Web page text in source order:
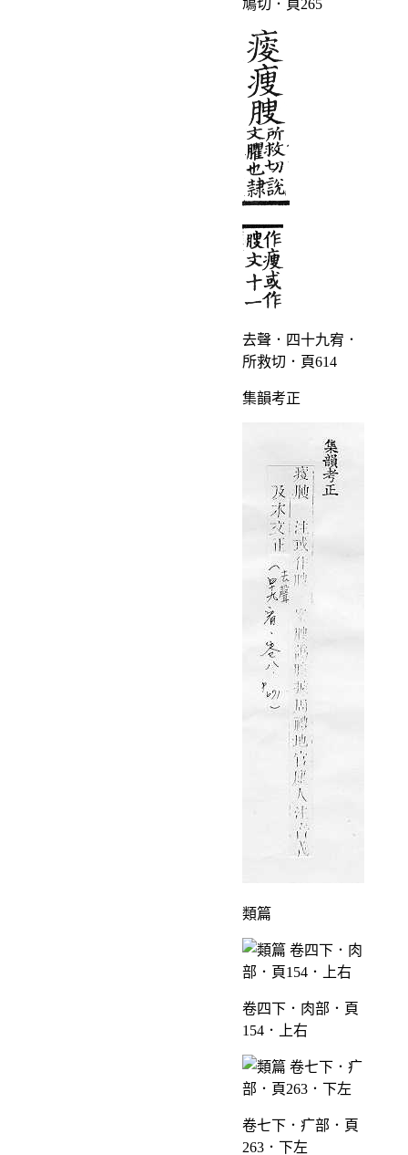
鳩切．頁265
去聲．四十九宥．
所救切．頁614
集韻考正
類篇
卷四下．肉部．頁
154．上右
卷七下．疒部．頁
263．下左